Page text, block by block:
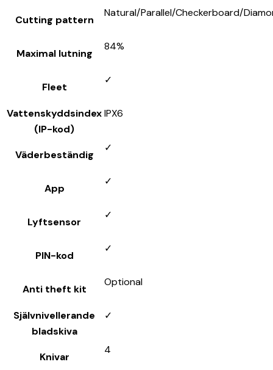
Cutting pattern
Natural/Parallel/Checkerboard/
Maximal lutning
84%
Fleet
✓
Vattenskyddsindex
(IP-kod)
IPX6
Väderbeständig
✓
App
✓
Lyftsensor
✓
PIN-kod
✓
Anti theft kit
Optional
Självnivellerande
bladskiva
✓
Knivar
4